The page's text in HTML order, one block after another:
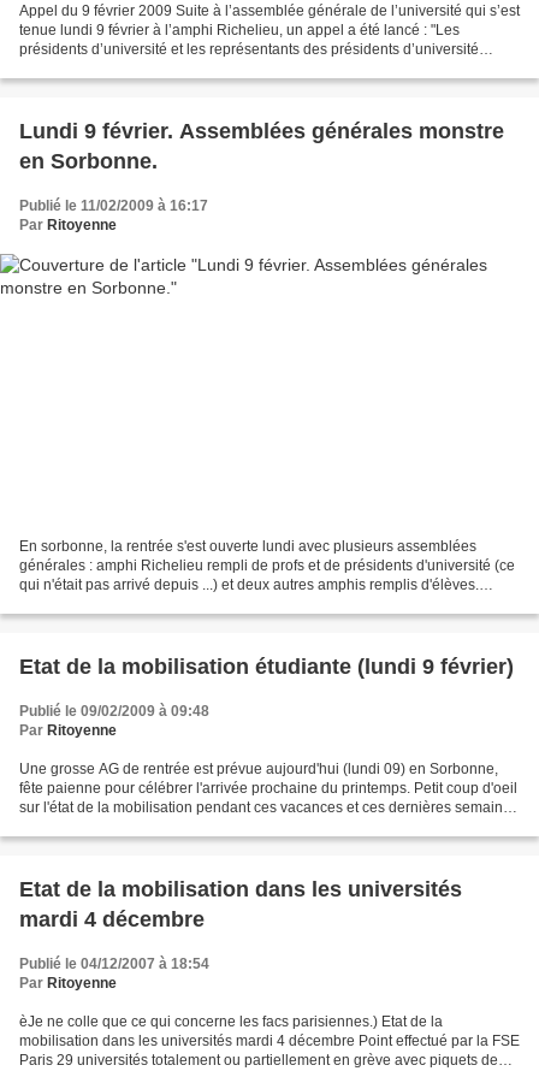
Appel du 9 février 2009 Suite à l’assemblée générale de l’université qui s’est
tenue lundi 9 février à l’amphi Richelieu, un appel a été lancé : "Les
présidents d’université et les représentants des présidents d’université
Lundi 9 février. Assemblées générales monstre
en Sorbonne.
Publié le 11/02/2009 à 16:17
Par Ritoyenne
En sorbonne, la rentrée s'est ouverte lundi avec plusieurs assemblées
générales : amphi Richelieu rempli de profs et de présidents d'université (ce
qui n'était pas arrivé depuis ...) et deux autres amphis remplis d'élèves.
Etat de la mobilisation étudiante (lundi 9 février)
Publié le 09/02/2009 à 09:48
Par Ritoyenne
Une grosse AG de rentrée est prévue aujourd'hui (lundi 09) en Sorbonne,
fête paienne pour célébrer l'arrivée prochaine du printemps. Petit coup d'oeil
sur l'état de la mobilisation pendant ces vacances et ces dernières semaines
Etat de la mobilisation dans les universités
mardi 4 décembre
Publié le 04/12/2007 à 18:54
Par Ritoyenne
èJe ne colle que ce qui concerne les facs parisiennes.) Etat de la
mobilisation dans les universités mardi 4 décembre Point effectué par la FSE
Paris 29 universités totalement ou partiellement en grève avec piquets de